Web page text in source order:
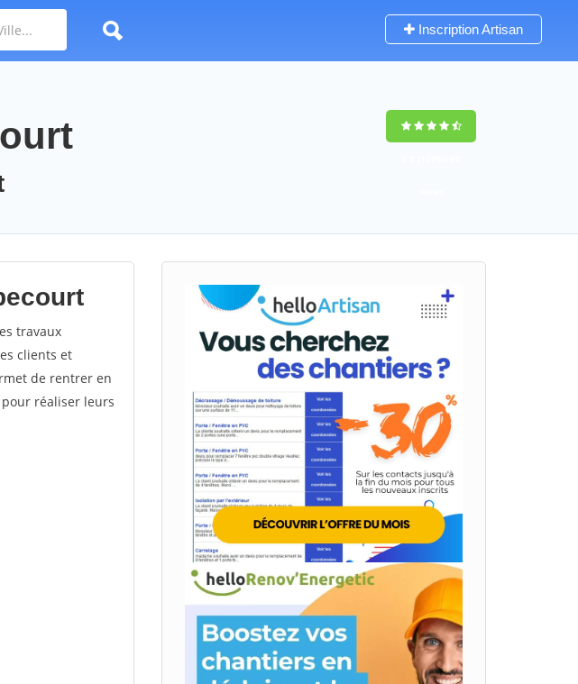
Inscription Artisan
travaux
clients et
de rentrer en
réaliser leurs